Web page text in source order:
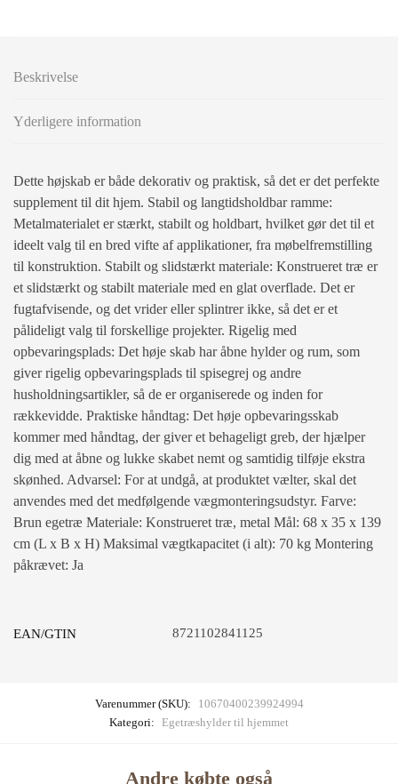
Beskrivelse
Yderligere information
Dette højskab er både dekorativ og praktisk, så det er det perfekte
supplement til dit hjem. Stabil og langtidsholdbar ramme:
Metalmaterialet er stærkt, stabilt og holdbart, hvilket gør det til et
ideelt valg til en bred vifte af applikationer, fra møbelfremstilling
til konstruktion. Stabilt og slidstærkt materiale: Konstrueret træ er
et slidstærkt og stabilt materiale med en glat overflade. Det er
fugtafvisende, og det vrider eller splintrer ikke, så det er et
pålideligt valg til forskellige projekter. Rigelig med
opbevaringsplads: Det høje skab har åbne hylder og rum, som
giver rigelig opbevaringsplads til spisegrej og andre
husholdningsartikler, så de er organiserede og inden for
rækkevidde. Praktiske håndtag: Det høje opbevaringsskab
kommer med håndtag, der giver et behageligt greb, der hjælper
dig med at åbne og lukke skabet nemt og samtidig tilføje ekstra
skønhed. Advarsel: For at undgå, at produktet vælter, skal det
anvendes med det medfølgende vægmonteringsudstyr. Farve:
Brun egetræ Materiale: Konstrueret træ, metal Mål: 68 x 35 x 139
cm (L x B x H) Maksimal vægtkapacitet (i alt): 70 kg Montering
påkrævet: Ja
EAN/GTIN 8721102841125
Varenummer (SKU):
10670400239924994
Kategori: Egetræshylder til hjemmet
Andre købte også